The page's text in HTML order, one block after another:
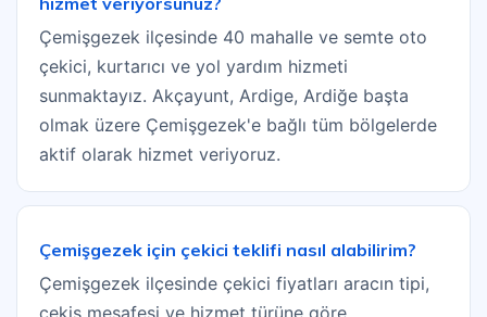
Çemişgezek ilçesinde 40 mahalle ve semte oto
çekici, kurtarıcı ve yol yardım hizmeti
sunmaktayız. Akçayunt, Ardige, Ardiğe başta
olmak üzere Çemişgezek'e bağlı tüm bölgelerde
aktif olarak hizmet veriyoruz.
Çemişgezek için çekici teklifi nasıl alabilirim?
Çemişgezek ilçesinde çekici fiyatları aracın tipi,